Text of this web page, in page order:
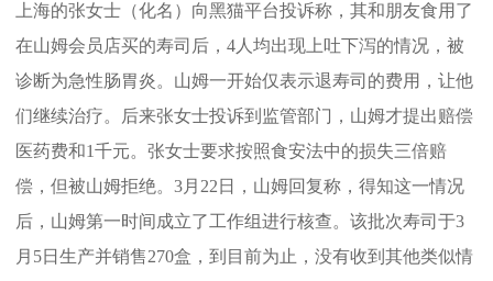
上海的张女士（化名）向黑猫平台投诉称，其和朋友食用了
在山姆会员店买的寿司后，4人均出现上吐下泻的情况，被
诊断为急性肠胃炎。山姆一开始仅表示退寿司的费用，让他
们继续治疗。后来张女士投诉到监管部门，山姆才提出赔偿
医药费和1千元。张女士要求按照食安法中的损失三倍赔
偿，但被山姆拒绝。3月22日，山姆回复称，得知这一情况
后，山姆第一时间成立了工作组进行核查。该批次寿司于3
月5日生产并销售270盒，到目前为止，没有收到其他类似情